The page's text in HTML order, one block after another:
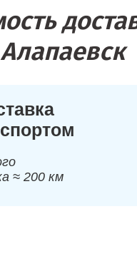
Алапаевск
≈ 200 км